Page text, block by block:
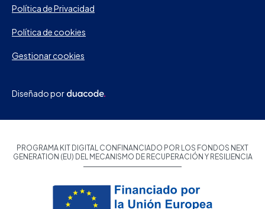
Política de Privacidad
Política de cookies
Gestionar cookies
Diseñado por
PROGRAMA KIT DIGITAL CONFINANCIADO POR LOS FONDOS NEXT
GENERATION (EU) DEL MECANISMO DE RECUPERACIÓN Y RESILIENCIA